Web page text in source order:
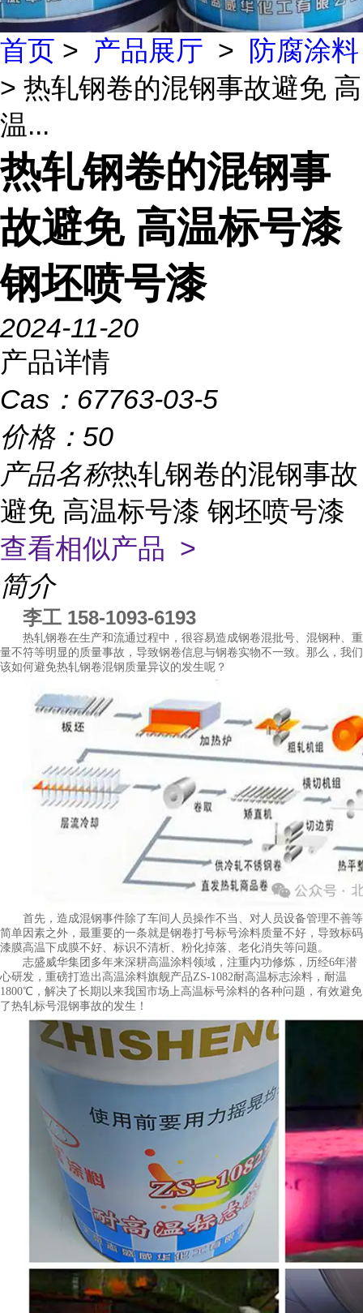
首页 > 产品展厅 >
防腐涂料
> 热轧钢卷的混钢事故避免 高
温...
热轧钢卷的混钢事
故避免 高温标号漆
钢坯喷号漆
2024-11-20
产品详情
Cas： 67763-03-5
价格： 50
产品名称热轧钢卷的混钢事故
避免 高温标号漆 钢坯喷号漆
查看相似产品 >
简介
李工 158-1093-6193
热轧钢卷在生产和流通过程中，很容易造成钢卷混批号、混钢种、重
量不符等明显的质量事故，导致钢卷信息与钢卷实物不一致。那么，我们
该如何避免热轧钢卷混钢质量异议的发生呢？
首先，造成混钢事件除了车间人员操作不当、对人员设备管理不善等
简单因素之外，最重要的一条就是钢卷打号标号涂料质量不好，导致标码
漆膜高温下成膜不好、标识不清析、粉化掉落、老化消失等问题。
志盛威华集团多年来深耕高温涂料领域，注重内功修炼，历经6年潜
心研发，重磅打造出高温涂料旗舰产品ZS-1082耐高温标志涂料，耐温
1800℃，解决了长期以来我国市场上高温标号涂料的各种问题，有效避免
了热轧标号混钢事故的发生！